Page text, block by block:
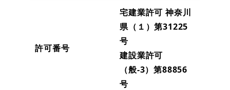
許可番号
宅建業許可 神奈川
県（１）第31225
号
建設業許可
（般-3）第88856
号